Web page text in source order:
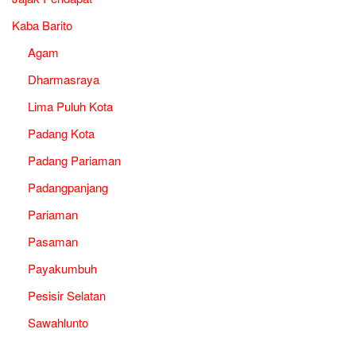
Kaba Barito
Agam
Dharmasraya
Lima Puluh Kota
Padang Kota
Padang Pariaman
Padangpanjang
Pariaman
Pasaman
Payakumbuh
Pesisir Selatan
Sawahlunto